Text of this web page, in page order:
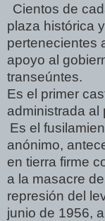
Cientos de
plaza histórica
pertenecientes
apoyo al
transeúntes.
Es el primer
administrada al
Es el
anónimo,
en tierra firme
a la masacre
represión del
junio de 1956,